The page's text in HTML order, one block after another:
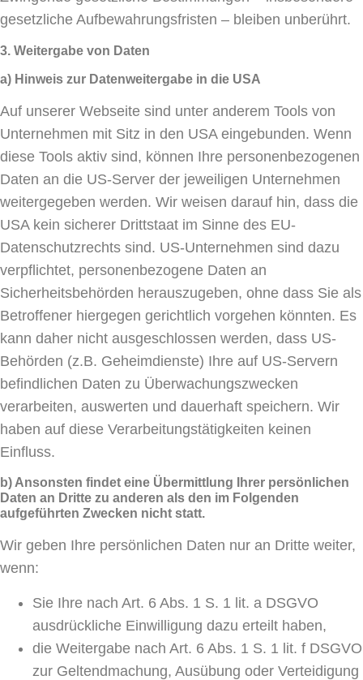
gesetzliche Aufbewahrungsfristen – bleiben unberührt.
3. Weitergabe von Daten
a) Hinweis zur Datenweitergabe in die USA
Auf unserer Webseite sind unter anderem Tools von
Unternehmen mit Sitz in den USA eingebunden. Wenn
diese Tools aktiv sind, können Ihre personenbezogenen
Daten an die US-Server der jeweiligen Unternehmen
weitergegeben werden. Wir weisen darauf hin, dass die
USA kein sicherer Drittstaat im Sinne des EU-
Datenschutzrechts sind. US-Unternehmen sind dazu
verpflichtet, personenbezogene Daten an
Sicherheitsbehörden herauszugeben, ohne dass Sie als
Betroffener hiergegen gerichtlich vorgehen könnten. Es
kann daher nicht ausgeschlossen werden, dass US-
Behörden (z.B. Geheimdienste) Ihre auf US-Servern
befindlichen Daten zu Überwachungszwecken
verarbeiten, auswerten und dauerhaft speichern. Wir
haben auf diese Verarbeitungstätigkeiten keinen
Einfluss.
b) Ansonsten findet eine Übermittlung Ihrer persönlichen
Daten an Dritte zu anderen als den im Folgenden
aufgeführten Zwecken nicht statt.
Wir geben Ihre persönlichen Daten nur an Dritte weiter,
wenn:
Sie Ihre nach Art. 6 Abs. 1 S. 1 lit. a DSGVO
ausdrückliche Einwilligung dazu erteilt haben,
die Weitergabe nach Art. 6 Abs. 1 S. 1 lit. f DSGVO
zur Geltendmachung, Ausübung oder Verteidigung